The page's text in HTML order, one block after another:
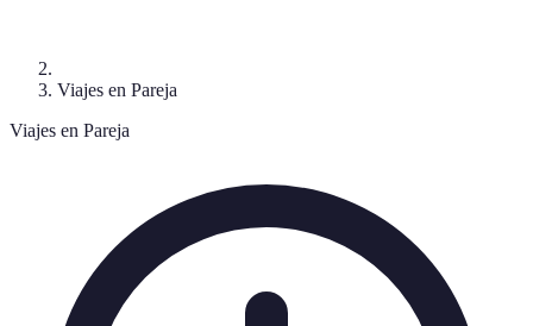
Viajes en Pareja
Viajes en Pareja